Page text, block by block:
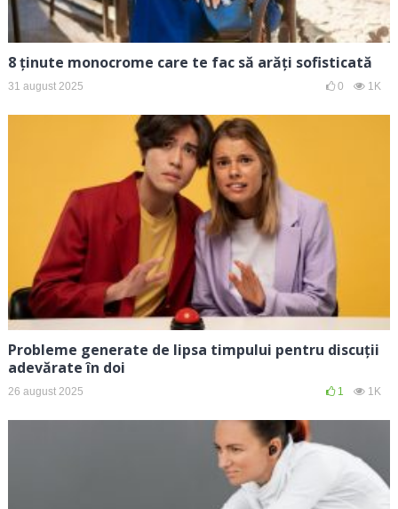
8 ținute monocrome care te fac să arăți sofisticată
31 august 2025 0 1K
Probleme generate de lipsa timpului pentru discuții
adevărate în doi
26 august 2025 1 1K